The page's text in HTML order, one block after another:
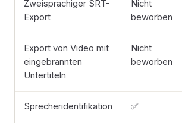
Zweisprachiger SRT-
Export
Nicht
beworben
Export von Video mit
eingebrannten
Untertiteln
Nicht
beworben
Sprecheridentifikation ✅